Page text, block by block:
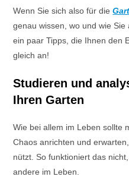
Wenn Sie sich also für die
genau wissen, wo und wie
ein paar Tipps, die Ihnen den
gleich an!
Studieren und
Ihren Garten
Wie bei allem im Leben sollte
Chaos anrichten und
nützt. So funktioniert das
andere im Leben.